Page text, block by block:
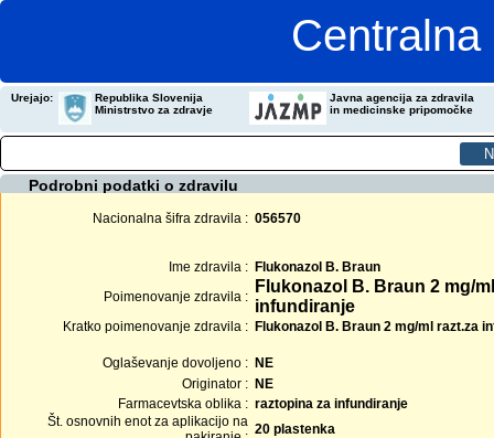
Urejajo:
Republika Slovenija
Ministrstvo za zdravje
Javna agencija za zdravila
in medicinske pripomočke
Podrobni podatki o zdravilu
Nacionalna šifra zdravila : 056570
Ime zdravila : Flukonazol B. Braun
Poimenovanje zdravila :
Flukonazol B. Braun 2 mg/
infundiranje
Kratko poimenovanje zdravila : Flukonazol B. Braun 2 mg/ml razt.za
Oglaševanje dovoljeno : NE
Originator : NE
Farmacevtska oblika : raztopina za infundiranje
Št. osnovnih enot za aplikacijo na 20 plastenka